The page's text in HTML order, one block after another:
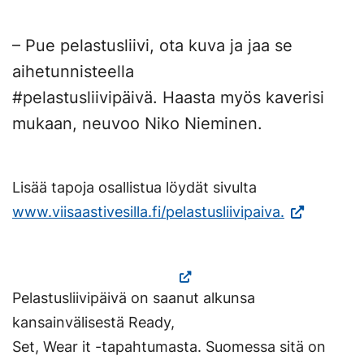
– Pue pelastusliivi, ota kuva ja jaa se
aihetunnisteella
#pelastusliivipäivä. Haasta myös kaverisi
mukaan, neuvoo Niko Nieminen.
Lisää tapoja osallistua löydät sivulta
www.viisaastivesilla.fi/pelastusliivipaiva. (Vieraile
Pelastusliivipäivä on saanut alkunsa
kansainvälisestä Ready,
Set, Wear it -tapahtumasta. Suomessa sitä on